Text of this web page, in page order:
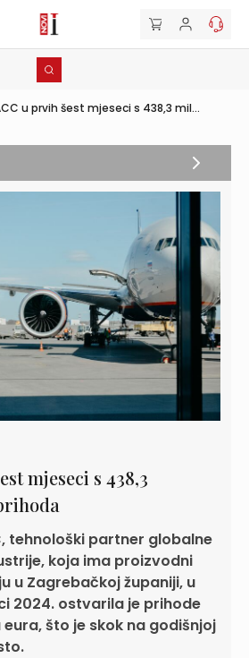
u prvih šest mjeseci s 438,3 mil...
mjeseci s 438,3
tehnološki partner globalne
koja ima proizvodni
u Zagrebačkoj županiji, u
2024. ostvarila je prihode
što je skok na godišnjoj